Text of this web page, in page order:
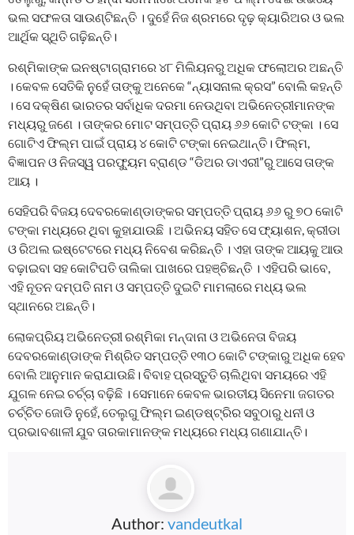
ଭଲ ସଫଳତା ସାଉଣ୍ଟିଛନ୍ତି । ଦୁହେଁ ନିଜ ଶ୍ରମରେ ଦୃଢ଼ କ୍ୟାରିଅର ଓ ଭଲ
ଆର୍ଥିକ ସ୍ଥିତି ଗଢ଼ିଛନ୍ତି।
ରଶ୍ମିକାଙ୍କ ଇନଷ୍ଟାଗ୍ରାମରେ ୪୮ ମିଲିୟନରୁ ଅଧିକ ଫଲୋଅର ଅଛନ୍ତି
। କେବଳ ସେତିକି ନୁହେଁ ତାଙ୍କୁ ଅନେକେ “ନ୍ୟାସନାଲ କ୍ରସ” ବୋଲି କହନ୍ତି
। ସେ ଦକ୍ଷିଣ ଭାରତର ସର୍ବାଧିକ ଦରମା ନେଉଥିବା ଅଭିନେତ୍ରୀମାନଙ୍କ
ମଧ୍ୟରୁ ଜଣେ । ତାଙ୍କର ମୋଟ ସମ୍ପତ୍ତି ପ୍ରାୟ ୬୬ କୋଟି ଟଙ୍କା । ସେ
ଗୋଟିଏ ଫିଲ୍ମ ପାଇଁ ପ୍ରାୟ ୪ କୋଟି ଟଙ୍କା ନେଇଥାନ୍ତି। ଫିଲ୍ମ,
ବିଜ୍ଞାପନ ଓ ନିଜସ୍ୱ ପରଫ୍ୟୁମ ବ୍ରାଣ୍ଡ “ଡିଅର ଡାଏରୀ”ରୁ ଆସେ ତାଙ୍କ
ଆୟ ।
ସେହିପରି ବିଜୟ ଦେବରକୋଣ୍ଡାଙ୍କର ସମ୍ପତ୍ତି ପ୍ରାୟ ୬୬ ରୁ ୭୦ କୋଟି
ଟଙ୍କା ମଧ୍ୟରେ ଥିବା କୁହାଯାଉଛି । ଅଭିନୟ ସହିତ ସେ ଫ୍ୟାଶନ, କ୍ରୀଡା
ଓ ରିଅଲ ଇଷ୍ଟେଟରେ ମଧ୍ୟ ନିବେଶ କରିଛନ୍ତି । ଏହା ତାଙ୍କ ଆୟକୁ ଆଉ
ବଢ଼ାଇବା ସହ କୋଟିପତି ତାଲିକା ପାଖରେ ପହଞ୍ଚିଛନ୍ତି । ଏହିପରି ଭାବେ,
ଏହି ନୂତନ ଦମ୍ପତି ନାମ ଓ ସମ୍ପତ୍ତି ଦୁଇଟି ମାମଲାରେ ମଧ୍ୟ ଭଲ
ସ୍ଥାନରେ ଅଛନ୍ତି।
ଲୋକପ୍ରିୟ ଅଭିନେତ୍ରୀ ରଶ୍ମିକା ମନ୍ଦାନା ଓ ଅଭିନେତା ବିଜୟ
ଦେବରକୋଣ୍ଡାଙ୍କ ମିଶ୍ରିତ ସମ୍ପତ୍ତି ୧୩୦ କୋଟି ଟଙ୍କାରୁ ଅଧିକ ହେବ
ବୋଲି ଆନୁମାନ କରାଯାଉଛି। ବିବାହ ପ୍ରସ୍ତୁତି ଚାଲିଥିବା ସମୟରେ ଏହି
ଯୁଗଳ ନେଇ ଚର୍ଚ୍ଚା ବଢ଼ିଛି । ସେମାନେ କେବଳ ଭାରତୀୟ ସିନେମା ଜଗତର
ଚର୍ଚ୍ଚିତ ଜୋଡି ନୁହେଁ, ତେଲୁଗୁ ଫିଲ୍ମ ଇଣ୍ଡଷ୍ଟ୍ରିର ସବୁଠାରୁ ଧନୀ ଓ
ପ୍ରଭାବଶାଳୀ ଯୁବ ତାରକାମାନଙ୍କ ମଧ୍ୟରେ ମଧ୍ୟ ଗଣାଯାନ୍ତି।
Author: vandeutkal